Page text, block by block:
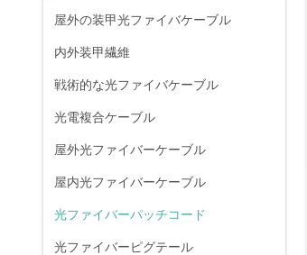
屋外の装甲光ファイバケーブル
内外装甲繊維
戦術的な光ファイバケーブル
光電複合ケーブル
屋外光ファイバーケーブル
屋内光ファイバーケーブル
光ファイバーパッチコード
光ファイバーピグテール